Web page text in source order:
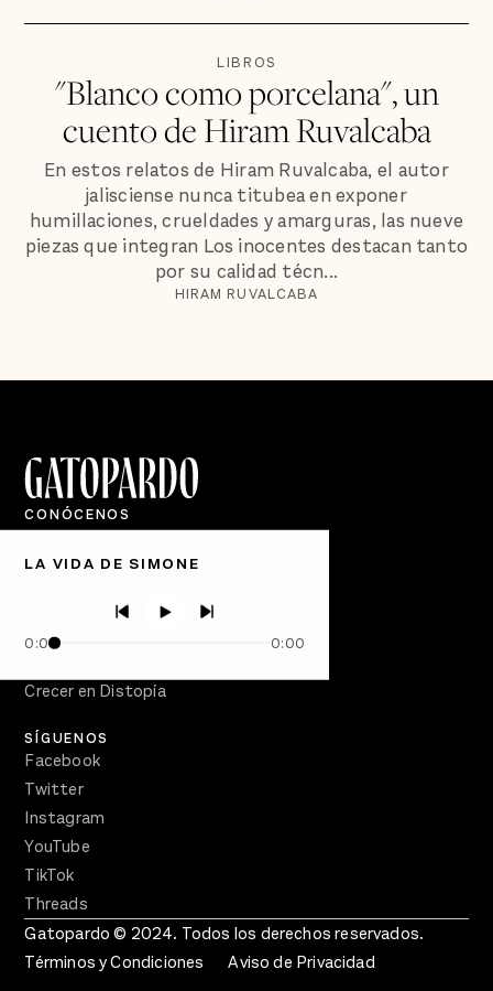
LIBROS
"Blanco como porcelana", un
cuento de Hiram Ruvalcaba
En estos relatos de Hiram Ruvalcaba, el autor
jalisciense nunca titubea en exponer
humillaciones, crueldades y amarguras, las nueve
piezas que integran Los inocentes destacan tanto
por su calidad técn...
HIRAM RUVALCABA
LA VIDA DE SIMONE
0:00 0:00
CONÓCENOS
Quiénes Somos
Directorio
PÓDCASTS
Semanario Gatopardo
Crecer en Distopía
SÍGUENOS
Facebook
Twitter
Instagram
YouTube
TikTok
Threads
Gatopardo © 2024. Todos los derechos reservados.
Términos y Condiciones
Aviso de Privacidad